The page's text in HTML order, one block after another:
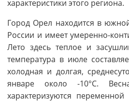
характеристики этого региона.
Город Орел находится в
России и имеет умеренно-
Лето здесь теплое и
температура в июле
холодная и долгая,
январе около -10°С.
характеризуются